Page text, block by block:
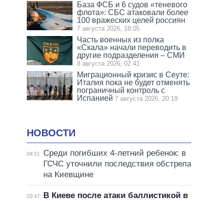
База ФСБ и 6 судов «теневого
флота»: СБС атаковали более
100 вражеских целей россиян
7 августа 2026, 18:05
Часть военных из полка
«Скала» начали переводить в
другие подразделения – СМИ
8 августа 2026, 02:41
Миграционный кризис в Сеуте:
Италия пока не будет отменять
пограничный контроль с
Испанией 7 августа 2026, 20:19
НОВОСТИ
04:51
Среди погибших 4-летний ребенок: в
ГСЧС уточнили последствия обстрела
на Киевщине
03:47
В Киеве после атаки баллистикой в